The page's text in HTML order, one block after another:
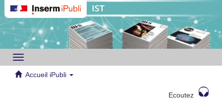
Toggle
navigation
Accueil iPubli
Ecoutez